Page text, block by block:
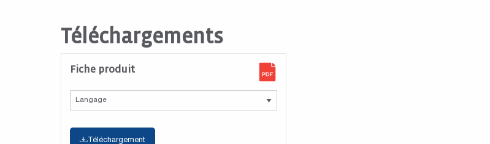
Téléchargements
Fiche produit
Téléchargement